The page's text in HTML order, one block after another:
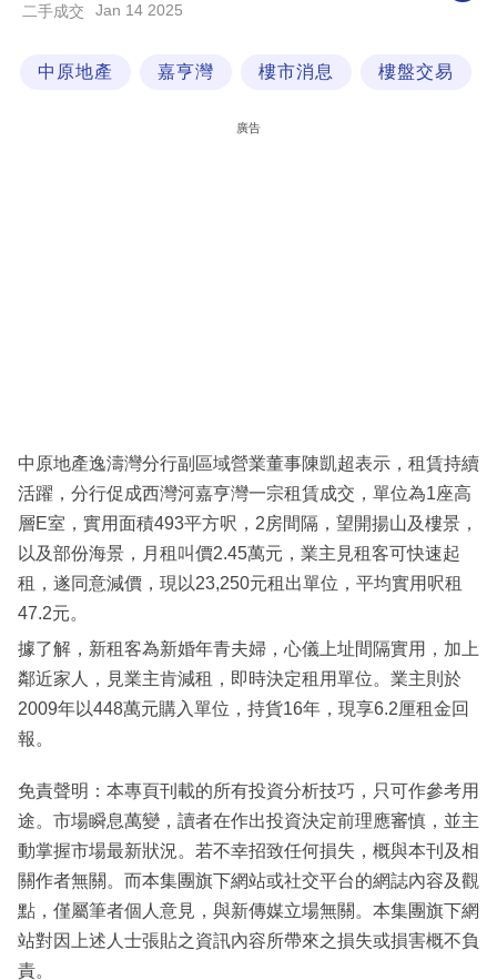
科
區
二手成交 Jan 14 2025
中原地產 嘉亨灣 樓市消息 樓盤交易
廣告
中原地產逸濤灣分行副區域營業董事陳凱超表示，租賃持續
活躍，分行促成西灣河嘉亨灣一宗租賃成交，單位為1座高
層E室，實用面積493平方呎，2房間隔，望開揚山及樓景，
以及部份海景，月租叫價2.45萬元，業主見租客可快速起
租，遂同意減價，現以23,250元租出單位，平均實用呎租
47.2元。
據了解，新租客為新婚年青夫婦，心儀上址間隔實用，加上
鄰近家人，見業主肯減租，即時決定租用單位。業主則於
2009年以448萬元購入單位，持貨16年，現享6.2厘租金回
報。
免責聲明：本專頁刊載的所有投資分析技巧，只可作參考用
途。市場瞬息萬變，讀者在作出投資決定前理應審慎，並主
動掌握市場最新狀況。若不幸招致任何損失，概與本刊及相
關作者無關。而本集團旗下網站或社交平台的網誌內容及觀
點，僅屬筆者個人意見，與新傳媒立場無關。本集團旗下網
站對因上述人士張貼之資訊內容所帶來之損失或損害概不負
責。